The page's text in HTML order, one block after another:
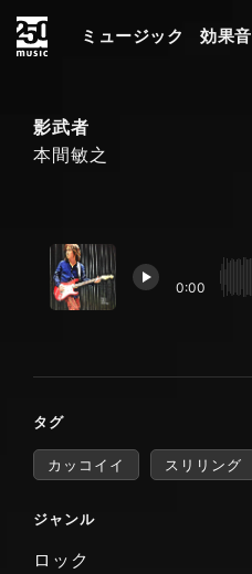
ミュージック 効果音
影武者
本間敏之
0:00
タグ
カッコイイ スリリング
ジャンル
ロック